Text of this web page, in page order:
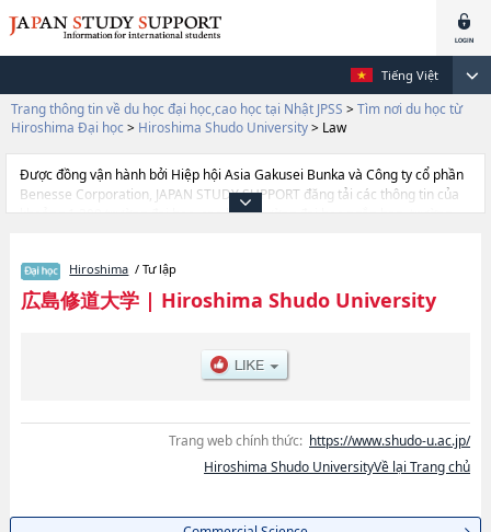
Tiếng Việt
Trang thông tin về du học đại học,cao học tại Nhật JPSS > Tìm nơi du học từ
Hiroshima Đại học > Hiroshima Shudo University> Law
Được đồng vận hành bởi Hiệp hội Asia Gakusei Bunka và Công ty cổ phần
Benesse Corporation, JAPAN STUDY SUPPORT đăng tải các thông tin của
khoảng 1.300 trường đại học, cao học, trường đại học ngắn hạn, trường
thông tin cần thiết dành cho du học sinh, như là về các Ngành Commercial
SciencehoặcNgành Economic ScienceshoặcNgành Humanities and
Human ScienceshoặcNgành LawhoặcNgành Human Environmental
thông tin về từng ngành học, thông tin liên quan đến thi tuyển như số
lượng tuyển sinh, số lượng trúng tuyển, cở sở trang thiết bị, hướng dẫn địa
Hiroshima / Tư lập
広島修道大学| Hiroshima Shudo University
Trang web chính thức: https://www.shudo-u.ac.jp/
Hiroshima Shudo UniversityVề lại Trang chủ